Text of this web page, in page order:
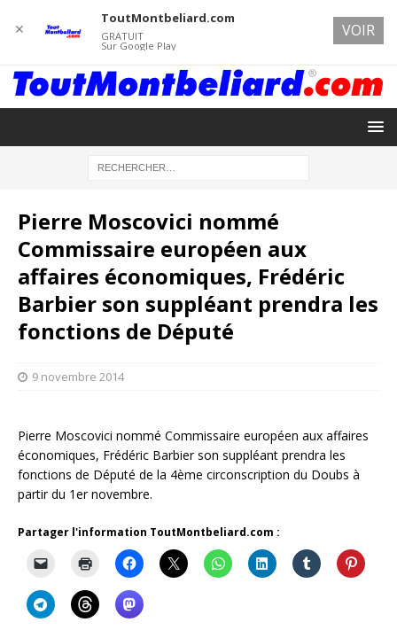
Pierre Moscovici nommé
Commissaire européen aux
affaires économiques, Frédéric
Barbier son suppléant prendra les
fonctions de Député
9 novembre 2014
Pierre Moscovici nommé Commissaire européen aux affaires
économiques, Frédéric Barbier son suppléant prendra les
fonctions de Député de la 4ème circonscription du Doubs à
partir du 1er novembre.
Partager l'information ToutMontbeliard.com :
✕
ToutMontbeliard.com
GRATUIT
Sur Google Play
VOIR